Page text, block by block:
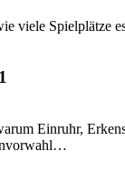
viele Spielplätze
Einruhr,